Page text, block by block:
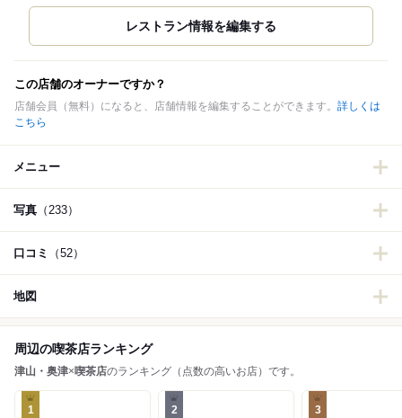
この店舗のオーナーですか？
店舗会員（無料）になると、店舗情報を編集することができます。 詳しくは
こちら
メニュー
写真 （233）
口コミ （52）
地図
周辺の喫茶店ランキング
津山・奥津×喫茶店のランキング（点数の高いお店）です。
1 2 3